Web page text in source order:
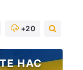
+20
НАС